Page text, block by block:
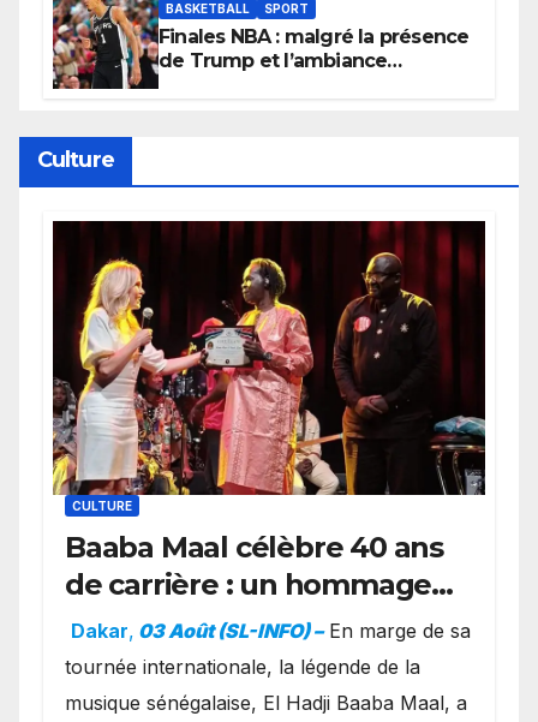
BASKETBALL SPORT
Finales NBA : malgré la présence
de Trump et l’ambiance
Culture
CULTURE
Baaba Maal célèbre 40 ans
de carrière : un hommage
exceptionnel à Oslo en
présence de la famille
royale.
Dakar, 03 Août (SL-INFO) – ​En marge de sa
tournée internationale, la légende de la
musique sénégalaise, El Hadji Baaba Maal, a